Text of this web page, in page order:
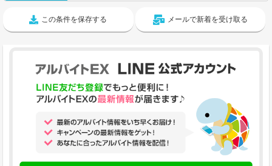
この条件を保存する メールで新着を受け取る